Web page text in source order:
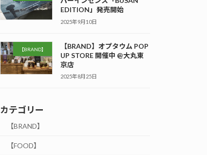
EDITION」発売開始
2025年9月10日
【BRAND】
【BRAND】オプタウム POP
UP STORE 開催中 @大丸東
京店
2025年8月25日
カテゴリー
【BRAND】
【FOOD】